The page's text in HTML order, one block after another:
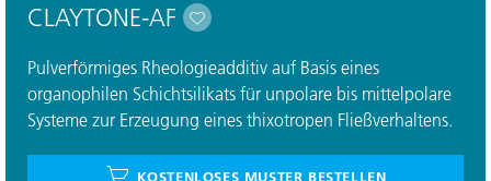
CLAYTONE-AF
Pulverförmiges Rheologieadditiv auf Basis eines
organophilen Schichtsilikats für unpolare bis mittelpolare
Systeme zur Erzeugung eines thixotropen Fließverhaltens.
KOSTENLOSES MUSTER BESTELLEN